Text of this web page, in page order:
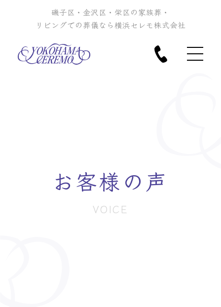
磯子区・金沢区・栄区の家族葬・
リビングでの葬儀なら横浜セレモ株式会社
お客様の声
VOICE